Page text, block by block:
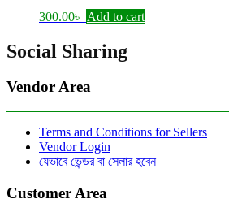
300.00৳ Add to cart
Social Sharing
Vendor Area
Terms and Conditions for Sellers
Vendor Login
যেভাবে ভেন্ডর বা সেলার হবেন
Customer Area